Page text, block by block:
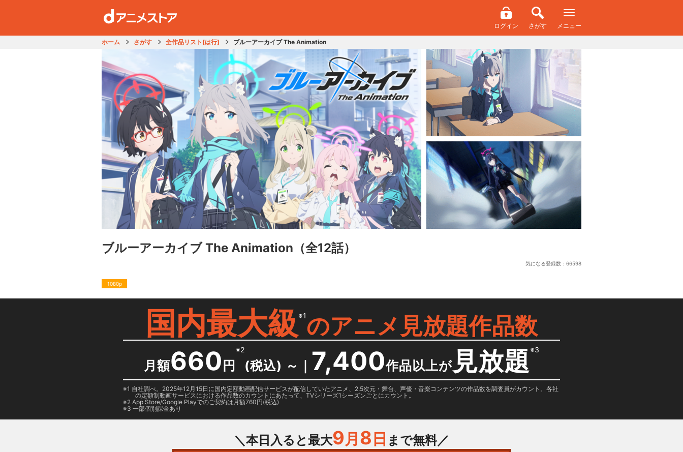
ログイン さがす メニュー
ホーム さがす 全作品リスト[は行] ブルーアーカイブ The Animation
ブルーアーカイブ The Animation （全12話）
気になる登録数： 66598
1080p
国内最大級 ※1のアニメ見放題作品数
月額660 円
※2
(税込) ～ ｜ 7,400作品以上が 見放題※3
1 自社調べ。2025年12月15日に国内定額動画配信サービスが配信していたアニメ、2.5次元・舞台、声優・音楽コンテンツの作品数を調査員がカウント。各社
の定額制動画サービスにおける作品数のカウントにあたって、TVシリーズ1シーズンごとにカウント。
2 App Store/Google Playでのご契約は月額760円(税込)
3 一部個別課金あり
＼本日入ると最大9月 8 日 まで無料／